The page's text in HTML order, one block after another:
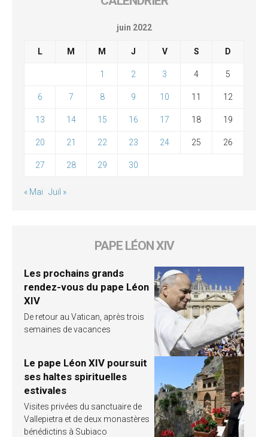
juin 2022
L M M J V S D
1 2 3 4 5
6 7 8 9 10 11 12
13 14 15 16 17 18 19
20 21 22 23 24 25 26
27 28 29 30
« Mai Juil »
PAPE LÉON XIV
Les prochains grands
rendez-vous du pape Léon
XIV
De retour au Vatican, après trois
semaines de vacances
Le pape Léon XIV poursuit
ses haltes spirituelles
estivales
Visites privées du sanctuaire de
Vallepietra et de deux monastères
bénédictins à Subiaco